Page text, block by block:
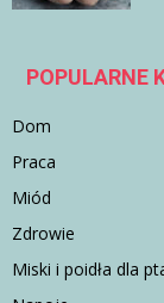
POPULARNE
Dom
Praca
Miód
Zdrowie
Miski i poidła dla